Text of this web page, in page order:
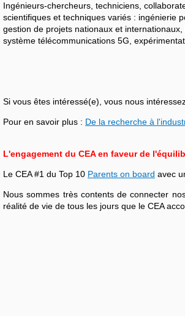
Ingénieurs-chercheurs, techniciens,
scientifiques et techniques variés : ingénierie
gestion de projets nationaux et
système télécommunications 5G,
Si vous êtes intéressé(e), vous nous
Pour en savoir plus : De la recherche à
L'engagement du CEA en faveur de
Le CEA #1 du Top 10 Parents on board avec
Nous sommes très contents de connecter
réalité de vie de tous les jours que le CEA